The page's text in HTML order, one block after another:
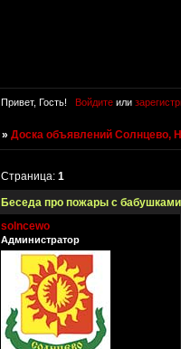
Привет, Гость! Войдитеили
»Доска объявлений Солнцево,
Беседа про пожары с бабушками
Страница:1
solncewo
Администратор